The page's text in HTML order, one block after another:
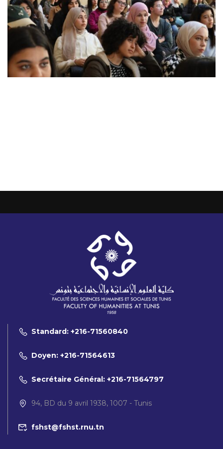
Standard: +216-71560840
Doyen: +216-71564613
Secrétaire Général: +216-71564797
94, BD du 9 avril 1938, 1007 - Tunis
fshst@fshst.rnu.tn